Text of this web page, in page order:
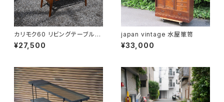
カリモク60 リビングテーブル
小
¥27,500
japan vintage 水屋箪笥
¥33,000